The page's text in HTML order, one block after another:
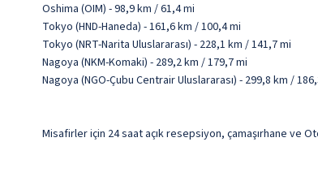
Oshima (OIM) - 98,9 km / 61,4 mi
Tokyo (HND-Haneda) - 161,6 km / 100,4 mi
Tokyo (NRT-Narita Uluslararası) - 228,1 km / 141,7 mi
Nagoya (NKM-Komaki) - 289,2 km / 179,7 mi
Nagoya (NGO-Çubu Centrair Uluslararası) - 299,8 km /
Misafirler için 24 saat açık resepsiyon, çamaşırhane ve